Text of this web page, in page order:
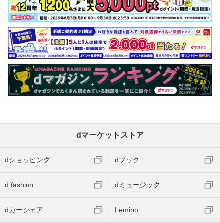
dマーケットストア
dショッピング dブック
d fashion dミュージック
dカーシェア Lemino